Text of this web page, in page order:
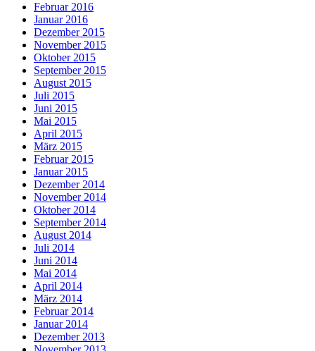
Februar 2016
Januar 2016
Dezember 2015
November 2015
Oktober 2015
September 2015
August 2015
Juli 2015
Juni 2015
Mai 2015
April 2015
März 2015
Februar 2015
Januar 2015
Dezember 2014
November 2014
Oktober 2014
September 2014
August 2014
Juli 2014
Juni 2014
Mai 2014
April 2014
März 2014
Februar 2014
Januar 2014
Dezember 2013